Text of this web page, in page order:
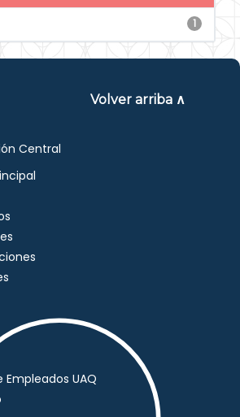
1
Volver arriba ∧
Central
Empleados UAQ